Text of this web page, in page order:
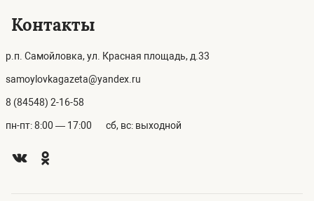
Контакты
р.п. Самойловка, ул. Красная площадь, д.33
samoylovkagazeta@yandex.ru
8 (84548) 2-16-58
пн-пт: 8:00 — 17:00 сб, вс: выходной